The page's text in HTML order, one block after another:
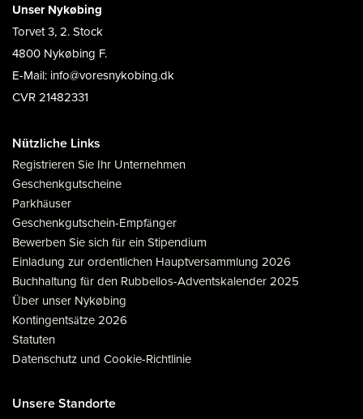
Unser Nykøbing
Torvet 3, 2. Stock
4800 Nykøbing F.
E-Mail: info@voresnykobing.dk
CVR 21482331
Nützliche Links
Registrieren Sie Ihr Unternehmen
Geschenkgutscheine
Parkhäuser
Geschenkgutschein-Empfänger
Bewerben Sie sich für ein Stipendium
Einladung zur ordentlichen Hauptversammlung 2026
Buchhaltung für den Rubbellos-Adventskalender 2025
Über unser Nykøbing
Kontingentsätze 2026
Statuten
Datenschutz und Cookie-Richtlinie
Unsere Standorte